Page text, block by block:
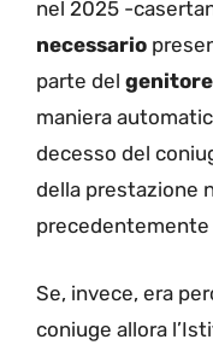
nel 2025 -
necessario
parte del
maniera
decesso del
della prestazione
precedentemente
Se, invece, era
coniuge allora